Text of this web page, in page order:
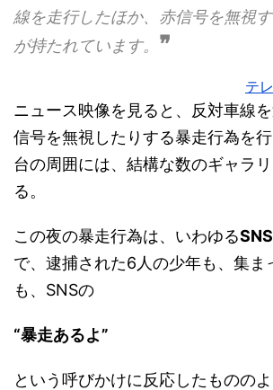
線を走行したほか、赤信号を無視
が持たれています。 ❞
テ
ニュース映像を見ると、反対車線
信号を無視したりする暴走行為を
台の周囲には、結構な数のギャラ
る。
この夜の暴走行為は、いわゆる
で、逮捕された6人の少年も、集ま
も、SNSの
“暴走あるよ”
という呼びかけに反応したもののよ